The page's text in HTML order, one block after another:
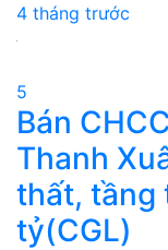
4 tháng trước
5
Bán
Thanh
thất, tầng
tỷ(CGL)